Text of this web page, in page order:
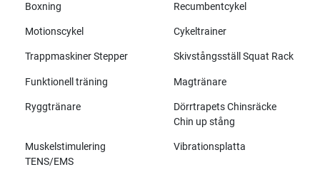
Boxning Recumbentcykel
Motionscykel Cykeltrainer
Trappmaskiner Stepper Skivstångsställ Squat Rack
Funktionell träning Magtränare
Ryggtränare
Dörrtrapets Chinsräcke
Chin up stång
Muskelstimulering
TENS/EMS
Vibrationsplatta